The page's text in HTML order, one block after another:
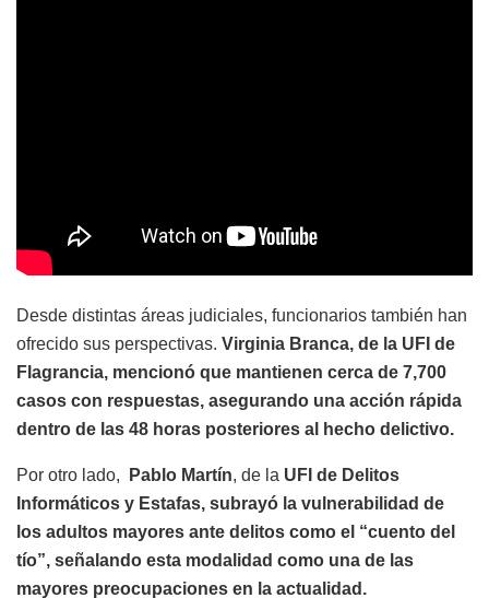
Desde distintas áreas judiciales, funcionarios también han
ofrecido sus perspectivas. Virginia Branca, de la UFI de
Flagrancia, mencionó que mantienen cerca de 7,700
casos con respuestas, asegurando una acción rápida
dentro de las 48 horas posteriores al hecho delictivo.
Por otro lado, Pablo Martín, de la UFI de Delitos
Informáticos y Estafas, subrayó la vulnerabilidad de
los adultos mayores ante delitos como el “cuento del
tío”, señalando esta modalidad como una de las
mayores preocupaciones en la actualidad.